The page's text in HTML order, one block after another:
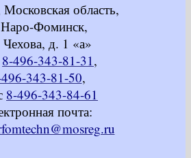
область,
Фоминск,
Чехова, д. 1 «а»
8-496-343-81-31,
343-81-50,
8-496-343-84-61
почта: